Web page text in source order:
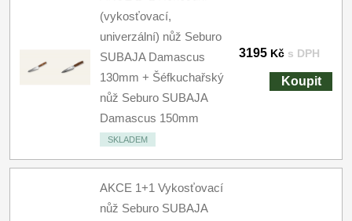
(vykosťovací,
univerzální) nůž Seburo
SUBAJA Damascus
130mm + Šéfkuchařský
nůž Seburo SUBAJA
Damascus 150mm
SKLADEM
3195 Kč s DPH
Koupit
AKCE 1+1 Vykosťovací
nůž Seburo SUBAJA